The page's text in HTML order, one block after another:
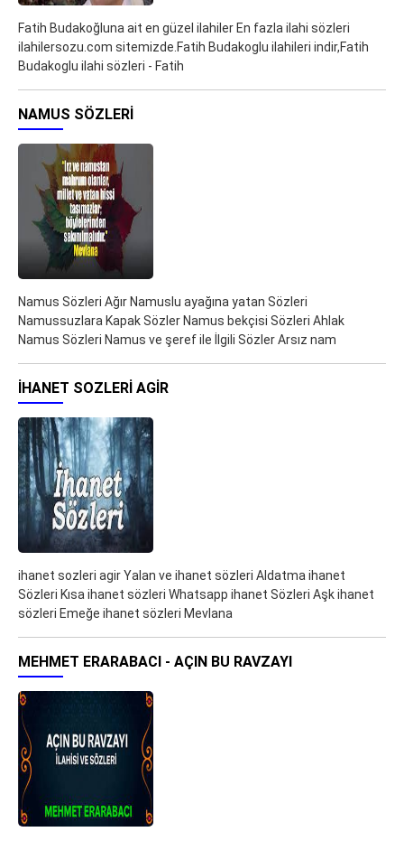
Fatih Budakoğluna ait en güzel ilahiler En fazla ilahi sözleri
ilahilersozu.com sitemizde.Fatih Budakoglu ilahileri indir,Fatih
Budakoglu ilahi sözleri - Fatih
NAMUS SÖZLERI
Namus Sözleri Ağır Namuslu ayağına yatan Sözleri
Namussuzlara Kapak Sözler Namus bekçisi Sözleri Ahlak
Namus Sözleri Namus ve şeref ile İlgili Sözler Arsız nam
IHANET SOZLERI AGIR
ihanet sozleri agir Yalan ve ihanet sözleri Aldatma ihanet
Sözleri Kısa ihanet sözleri Whatsapp ihanet Sözleri Aşk ihanet
sözleri Emeğe ihanet sözleri Mevlana
MEHMET ERARABACI - AÇIN BU RAVZAYI